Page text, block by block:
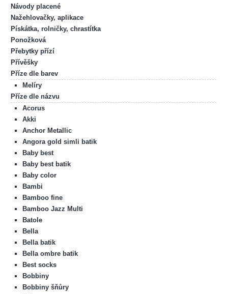
Návody placené
Nažehlovačky, aplikace
Pískátka, rolničky, chrastítka
Ponožková
Přebytky přízí
Přívěšky
Příze dle barev
Melíry
Příze dle názvu
Acorus
Akki
Anchor Metallic
Angora gold simli batik
Baby best
Baby best batik
Baby color
Bambi
Bamboo fine
Bamboo Jazz Multi
Batole
Bella
Bella batik
Bella ombre batik
Best socks
Bobbiny
Bobbiny šňůry